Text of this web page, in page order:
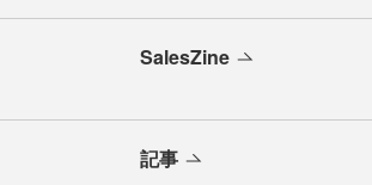
SalesZine
記事